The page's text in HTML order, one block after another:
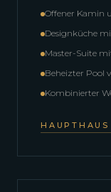
Offener Kamin
Designküche
Master-Suite
Beheizter Pool
Kombinierter